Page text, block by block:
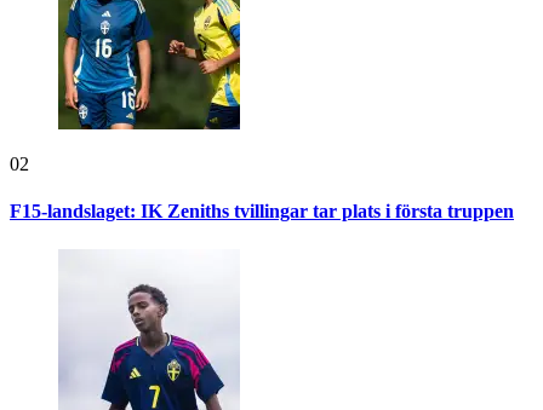
02
F15-landslaget: IK Zeniths tvillingar tar plats i första truppen